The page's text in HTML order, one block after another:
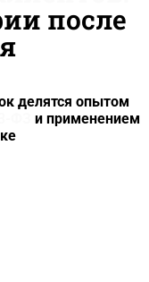
после
делятся опытом
и применением